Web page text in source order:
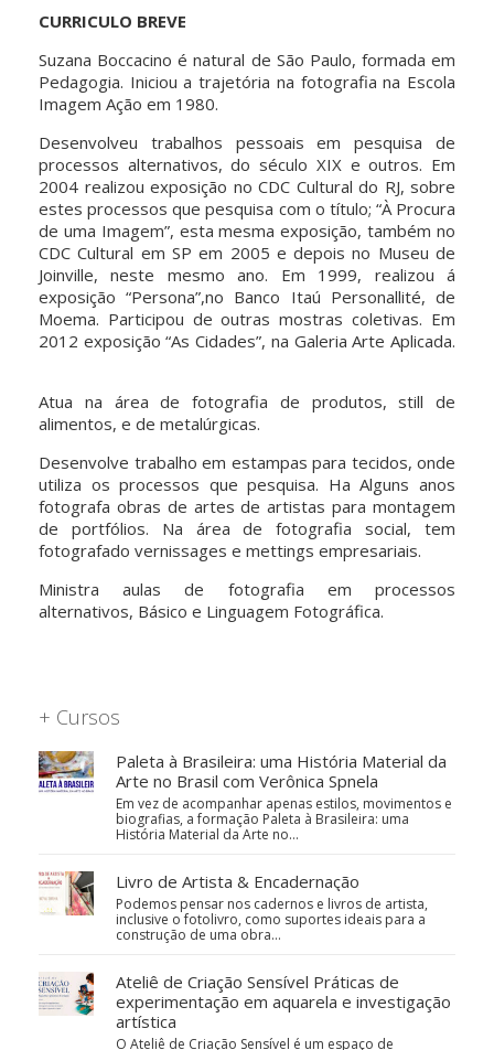
CURRICULO BREVE
Suzana Boccacino é natural de São Paulo, formada em
Pedagogia. Iniciou a trajetória na fotografia na Escola
Imagem Ação em 1980.
Desenvolveu trabalhos pessoais em pesquisa de
processos alternativos, do século XIX e outros. Em
2004 realizou exposição no CDC Cultural do RJ, sobre
estes processos que pesquisa com o título; “À Procura
de uma Imagem”, esta mesma exposição, também no
CDC Cultural em SP em 2005 e depois no Museu de
Joinville, neste mesmo ano. Em 1999, realizou á
exposição “Persona”,no Banco Itaú Personallité, de
Moema. Participou de outras mostras coletivas. Em
2012 exposição “As Cidades”, na Galeria Arte Aplicada.
Atua na área de fotografia de produtos, still de
alimentos, e de metalúrgicas.
Desenvolve trabalho em estampas para tecidos, onde
utiliza os processos que pesquisa. Ha Alguns anos
fotografa obras de artes de artistas para montagem
de portfólios. Na área de fotografia social, tem
fotografado vernissages e mettings empresariais.
Ministra aulas de fotografia em processos
alternativos, Básico e Linguagem Fotográfica.
+ Cursos
Paleta à Brasileira: uma História Material da
Arte no Brasil com Verônica Spnela
Em vez de acompanhar apenas estilos, movimentos e
biografias, a formação Paleta à Brasileira: uma
História Material da Arte no…
Livro de Artista & Encadernação
Podemos pensar nos cadernos e livros de artista,
inclusive o fotolivro, como suportes ideais para a
construção de uma obra…
Ateliê de Criação Sensível Práticas de
experimentação em aquarela e investigação
artística
O Ateliê de Criação Sensível é um espaço de